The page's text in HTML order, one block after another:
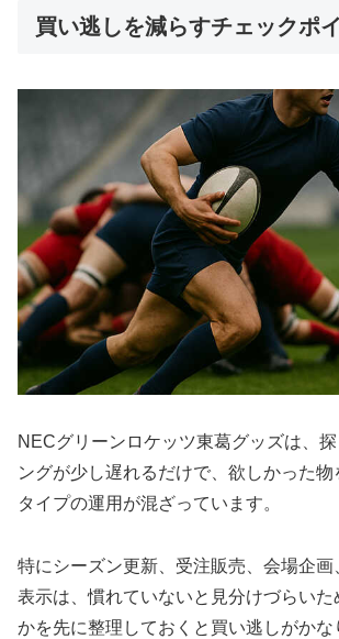
買い逃しを減らすチェックポ
NECグリーンロケッツ東葛グッズは、探
ングが少し遅れるだけで、欲しかった
タイプの運用が混ざっています。
特にシーズン更新、受注販売、会場企
表示は、慣れていないと見分けづらいた
かを先に整理しておくと買い逃しがかな